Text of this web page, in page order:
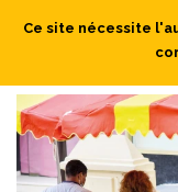
Ce site nécessite